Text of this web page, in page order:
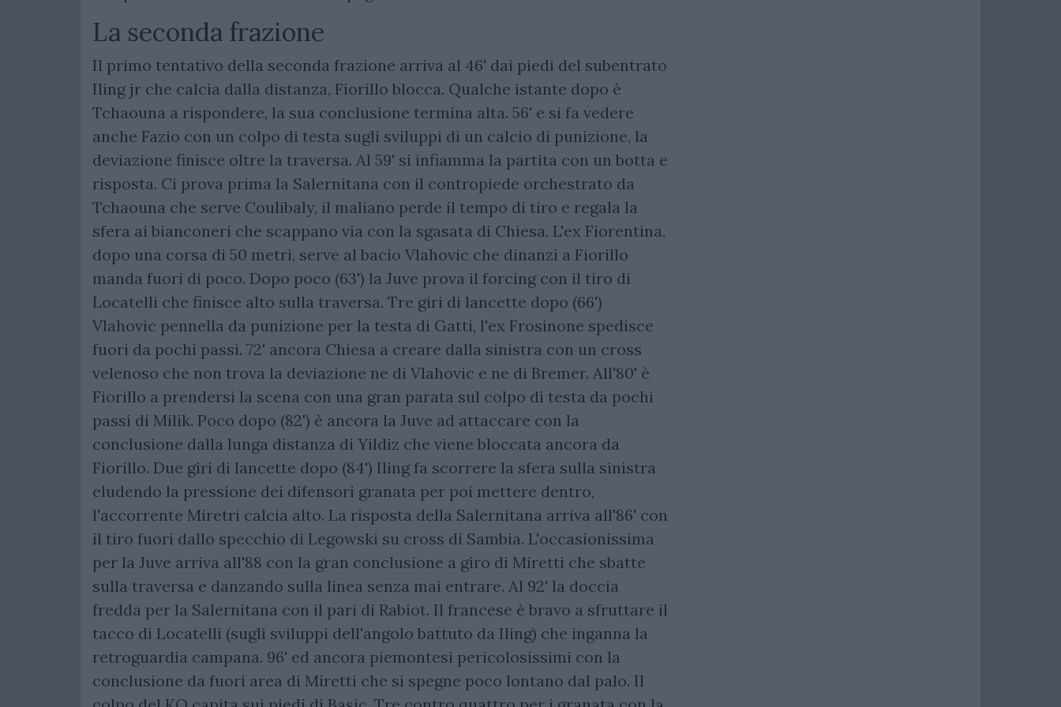
La seconda frazione
Il primo tentativo della seconda frazione arriva al 46' dai piedi del subentrato
Iling jr che calcia dalla distanza, Fiorillo blocca. Qualche istante dopo è
Tchaouna a rispondere, la sua conclusione termina alta. 56' e si fa vedere
anche Fazio con un colpo di testa sugli sviluppi di un calcio di punizione, la
deviazione finisce oltre la traversa. Al 59' si infiamma la partita con un botta e
risposta. Ci prova prima la Salernitana con il contropiede orchestrato da
Tchaouna che serve Coulibaly, il maliano perde il tempo di tiro e regala la
sfera ai bianconeri che scappano via con la sgasata di Chiesa. L'ex Fiorentina,
dopo una corsa di 50 metri, serve al bacio Vlahovic che dinanzi a Fiorillo
manda fuori di poco. Dopo poco (63') la Juve prova il forcing con il tiro di
Locatelli che finisce alto sulla traversa. Tre giri di lancette dopo (66')
Vlahovic pennella da punizione per la testa di Gatti, l'ex Frosinone spedisce
fuori da pochi passi. 72' ancora Chiesa a creare dalla sinistra con un cross
velenoso che non trova la deviazione ne di Vlahovic e ne di Bremer. All'80' è
Fiorillo a prendersi la scena con una gran parata sul colpo di testa da pochi
passi di Milik. Poco dopo (82') è ancora la Juve ad attaccare con la
conclusione dalla lunga distanza di Yildiz che viene bloccata ancora da
Fiorillo. Due giri di lancette dopo (84') Iling fa scorrere la sfera sulla sinistra
eludendo la pressione dei difensori granata per poi mettere dentro,
l'accorrente Miretri calcia alto. La risposta della Salernitana arriva all'86' con
il tiro fuori dallo specchio di Legowski su cross di Sambia. L'occasionissima
per la Juve arriva all'88 con la gran conclusione a giro di Miretti che sbatte
sulla traversa e danzando sulla linea senza mai entrare. Al 92' la doccia
fredda per la Salernitana con il pari di Rabiot. Il francese è bravo a sfruttare il
tacco di Locatelli (sugli sviluppi dell'angolo battuto da Iling) che inganna la
retroguardia campana. 96' ed ancora piemontesi pericolosissimi con la
conclusione da fuori area di Miretti che si spegne poco lontano dal palo. Il